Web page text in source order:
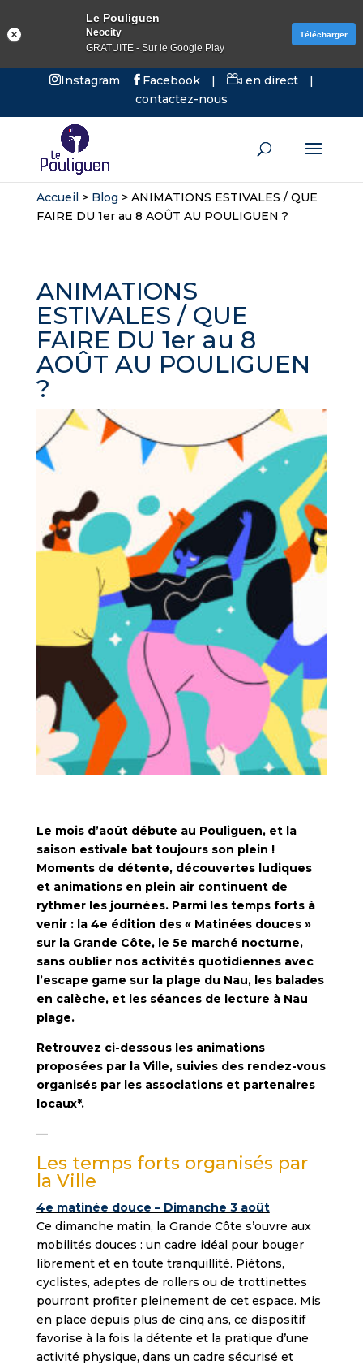
Instagram Facebook | en direct
|
contactez-nous
Accueil> Blog > ANIMATIONS ESTIVALES / QUE
FAIRE DU 1er au 8 AOÛT AU POULIGUEN ?
ANIMATIONS
ESTIVALES / QUE
FAIRE DU 1er au 8
AOÛT AU POULIGUEN
?
Le mois d’août débute au Pouliguen, et la
saison estivale bat toujours son plein !
Moments de détente, découvertes ludiques
et animations en plein air continuent de
rythmer les journées. Parmi les temps forts à
venir : la 4e édition des « Matinées douces »
sur la Grande Côte, le 5e marché nocturne,
sans oublier nos activités quotidiennes avec
l’escape game sur la plage du Nau, les balades
en calèche, et les séances de lecture à Nau
plage.
Retrouvez ci-dessous les animations
proposées par la Ville, suivies des rendez-vous
organisés par les associations et partenaires
locaux*.
—
Les temps forts organisés par
la Ville
4e matinée douce – Dimanche 3 août
Ce dimanche matin, la Grande Côte s’ouvre aux
mobilités douces : un cadre idéal pour bouger
librement et en toute tranquillité. Piétons,
cyclistes, adeptes de rollers ou de trottinettes
pourront profiter pleinement de cet espace. Mis
en place depuis plus de cinq ans, ce dispositif
favorise à la fois la détente et la pratique d’une
activité physique, dans un cadre sécurisé et
Le Pouliguen
Neocity
GRATUITE - Sur le Google Play
Télécharger